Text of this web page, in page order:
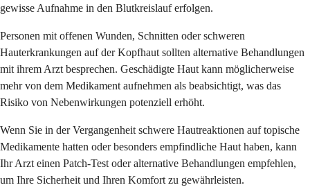
gewisse Aufnahme in den Blutkreislauf erfolgen.
Personen mit offenen Wunden, Schnitten oder schweren
Hauterkrankungen auf der Kopfhaut sollten alternative Behandlungen
mit ihrem Arzt besprechen. Geschädigte Haut kann möglicherweise
mehr von dem Medikament aufnehmen als beabsichtigt, was das
Risiko von Nebenwirkungen potenziell erhöht.
Wenn Sie in der Vergangenheit schwere Hautreaktionen auf topische
Medikamente hatten oder besonders empfindliche Haut haben, kann
Ihr Arzt einen Patch-Test oder alternative Behandlungen empfehlen,
um Ihre Sicherheit und Ihren Komfort zu gewährleisten.